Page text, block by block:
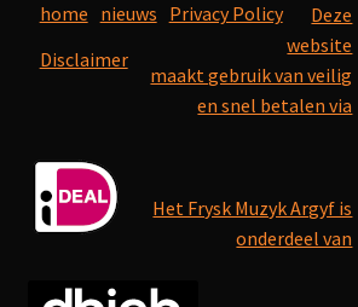
home nieuws Privacy Policy
Disclaimer
Deze
website
maakt gebruik van veilig
en snel betalen via
Het Frysk Muzyk Argyf is
onderdeel van